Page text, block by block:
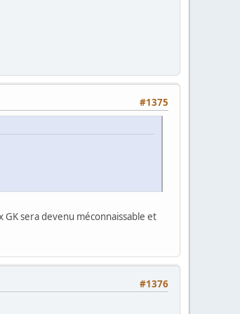
#1375
GK sera devenu méconnaissable et
#1376